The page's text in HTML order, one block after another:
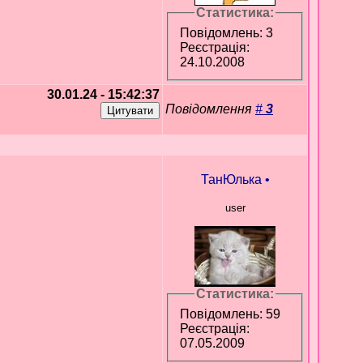
Статистика:
Повідомлень: 3
Реєстрація:
24.10.2008
30.01.24 - 15:42:37
Повідомлення # 3
ТанЮлька •
user
Статистика:
Повідомлень: 59
Реєстрація:
07.05.2009